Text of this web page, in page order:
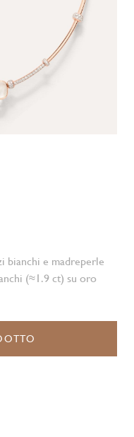
bianchi e madreperle
(≈1.9 ct) su oro